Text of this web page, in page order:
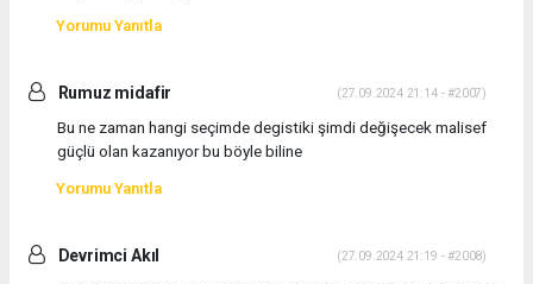
Yorumu Yanıtla
Rumuz midafir (27.09.2024 21:14 - #2007)
Bu ne zaman hangi seçimde degistiki şimdi değişecek malisef
güçlü olan kazanıyor bu böyle biline
Yorumu Yanıtla
Devrimci Akıl (27.09.2024 21:19 - #2008)